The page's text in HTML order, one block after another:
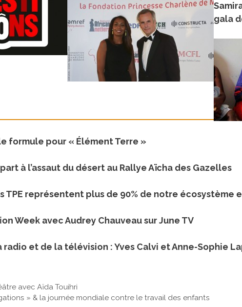
gala
formule pour « Élément Terre »
à l’assaut du désert au Rallye Aïcha des Gazelles
TPE représentent plus de 90% de notre écosystème
Week avec Audrey Chauveau sur June TV
radio et de la télévision : Yves Calvi et Anne-Sophie
avec Aïda Touihri
» & la journée mondiale contre le travail des enfants